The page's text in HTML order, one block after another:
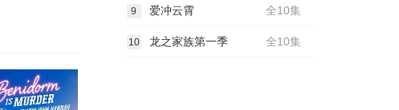
全10集
9 爱冲云霄
全10集
10 龙之家族第一季